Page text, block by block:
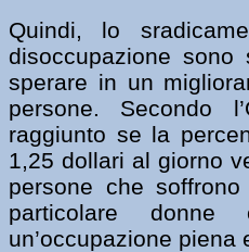
Quindi, lo
disoccupazione sono
sperare in un
persone. Secondo
raggiunto se la
1,25 dollari al giorno
persone che
particolare donne
un’occupazione